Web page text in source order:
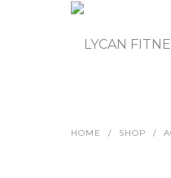
HOME / SHOP /